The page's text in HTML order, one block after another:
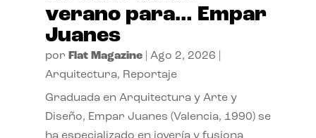
verano para… Empar
Juanes
por Flat Magazine| Ago 2, 2026
Arquitectura, Reportaje
Graduada en Arquitectura y Arte y
Diseño, Empar Juanes (Valencia, 1990) se
ha especializado en joyería y fusiona